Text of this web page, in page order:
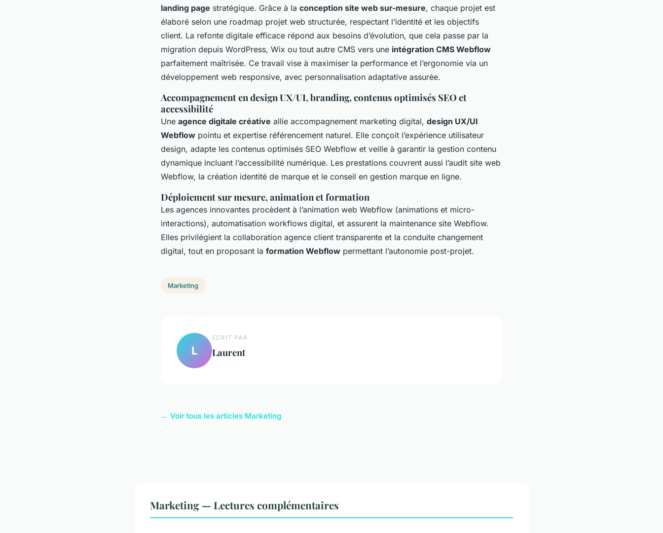
landing page stratégique. Grâce à la conception site web sur-mesure, chaque projet est
élaboré selon une roadmap projet web structurée, respectant l’identité et les objectifs
client. La refonte digitale efficace répond aux besoins d’évolution, que cela passe par la
migration depuis WordPress, Wix ou tout autre CMS vers une intégration CMS Webflow
parfaitement maîtrisée. Ce travail vise à maximiser la performance et l’ergonomie via un
développement web responsive, avec personnalisation adaptative assurée.
Accompagnement en design UX/UI, branding, contenus optimisés SEO et
accessibilité
Une agence digitale créative allie accompagnement marketing digital, design UX/UI
Webflow pointu et expertise référencement naturel. Elle conçoit l’expérience utilisateur
design, adapte les contenus optimisés SEO Webflow et veille à garantir la gestion contenu
dynamique incluant l’accessibilité numérique. Les prestations couvrent aussi l’audit site web
Webflow, la création identité de marque et le conseil en gestion marque en ligne.
Déploiement sur mesure, animation et formation
Les agences innovantes procèdent à l’animation web Webflow (animations et micro-
interactions), automatisation workflows digital, et assurent la maintenance site Webflow.
Elles privilégient la collaboration agence client transparente et la conduite changement
digital, tout en proposant la formation Webflow permettant l’autonomie post-projet.
Marketing
L
ECRIT PAR
Laurent
← Voir tous les articles Marketing
Marketing — Lectures complémentaires